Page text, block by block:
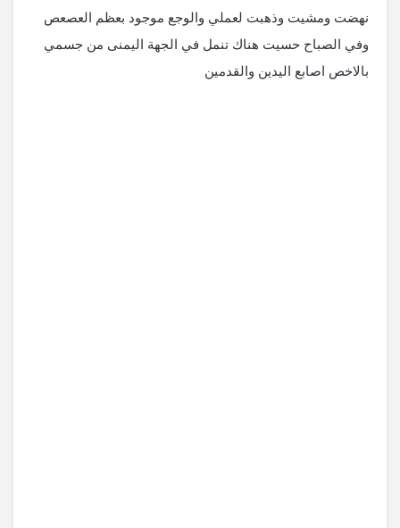
نهضت ومشيت وذهبت لعملي والوجع موجود بعظم العصعص
وفي الصباح حسيت هناك تنمل في الجهة اليمنى من جسمي
بالاخص اصابع اليدين والقدمين